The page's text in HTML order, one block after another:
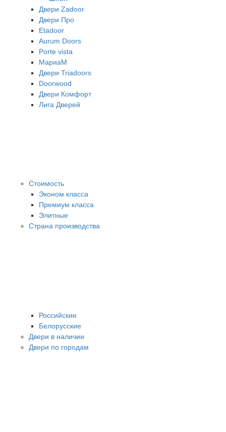
Двери Zadoor
Двери Про
Etadoor
Aurum Doors
Porte vista
МариаМ
Двери Triadoors
Doorwood
Двери Комфорт
Лига Дверей
Стоимость
Эконом класса
Премиум класса
Элитные
Страна производства
Российские
Белорусские
Двери в наличии
Двери по городам